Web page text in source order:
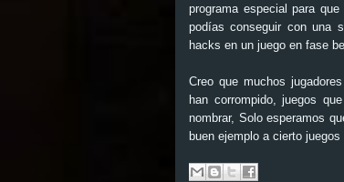
programa especial para
podías conseguir con una
hacks en un juego en fase
Creo que muchos
han corrompido, juegos
nombrar, Solo esperamos
buen ejemplo a cierto